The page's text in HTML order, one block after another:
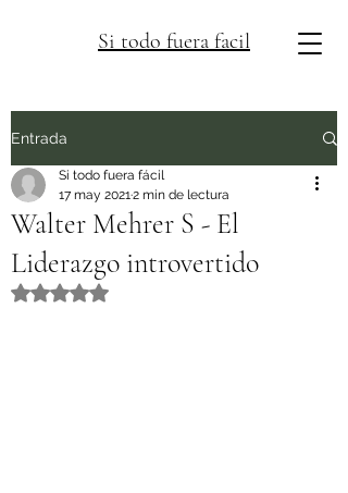
Si todo fuera facil
Entrada
Walter Mehrer S - El
Liderazgo introvertido
Si todo fuera fácil
17 may 20212 min de lectura
Obtuvo NaN de 5 estrellas.